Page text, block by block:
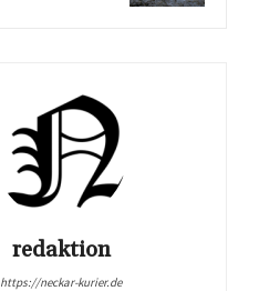
redaktion
https://neckar-kurier.de